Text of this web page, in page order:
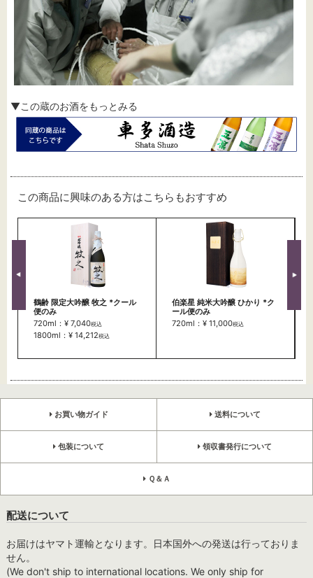
▼この蔵のお酒をもっとみる
この商品に興味のある方はこちらもおすすめ
鶴齢 限定大吟醸 牧之 *クール
便のみ
720ml：¥ 7,040税込
1800ml：¥ 14,212税込
伯楽星 純米大吟醸 ひかり *ク
ール便のみ
720ml：¥ 11,000税込
お買い物ガイド 送料について
包装について 領収書発行について
Ｑ＆Ａ
配送について
お届けはヤマト運輸となります。日本国外への発送は行っておりま
せん。
(We don't ship to international locations. We only ship for